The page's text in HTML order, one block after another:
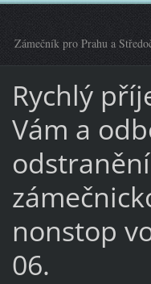
Zámečník pro Prahu a
Rychlý
Vám a
nonstop
06.